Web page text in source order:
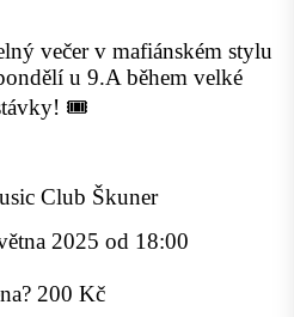
večer v mafiánském stylu
u 9.A během velké
🎟️
Club Škuner
2025 od 18:00
200 Kč